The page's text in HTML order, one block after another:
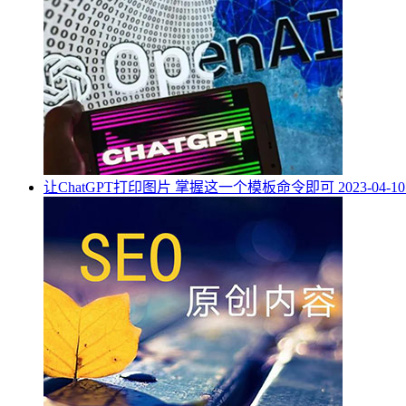
让ChatGPT打印图片 掌握这一个模板命令即可 2023-04-10